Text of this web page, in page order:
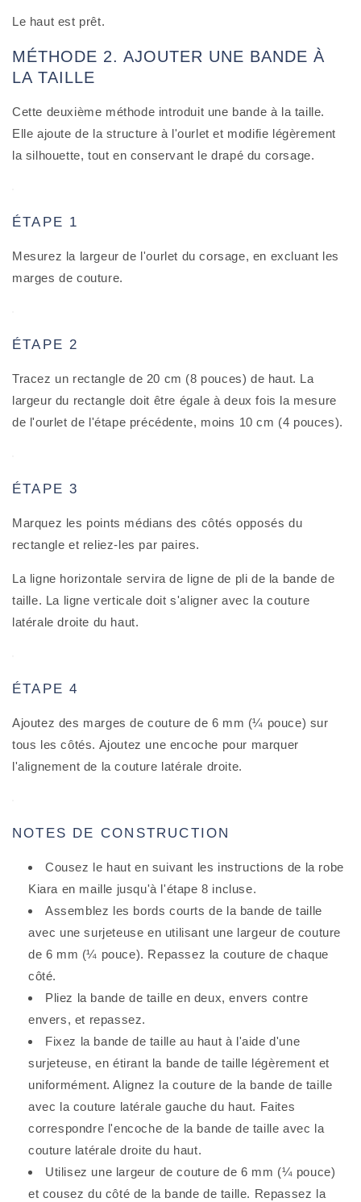
Le haut est prêt.
MÉTHODE 2. AJOUTER UNE BANDE À
LA TAILLE
Cette deuxième méthode introduit une bande à la taille.
Elle ajoute de la structure à l'ourlet et modifie légèrement
la silhouette, tout en conservant le drapé du corsage.
ÉTAPE 1
Mesurez la largeur de l'ourlet du corsage, en excluant les
marges de couture.
ÉTAPE 2
Tracez un rectangle de 20 cm (8 pouces) de haut. La
largeur du rectangle doit être égale à deux fois la mesure
de l'ourlet de l'étape précédente, moins 10 cm (4 pouces).
ÉTAPE 3
Marquez les points médians des côtés opposés du
rectangle et reliez-les par paires.
La ligne horizontale servira de ligne de pli de la bande de
taille. La ligne verticale doit s'aligner avec la couture
latérale droite du haut.
ÉTAPE 4
Ajoutez des marges de couture de 6 mm (¼ pouce) sur
tous les côtés. Ajoutez une encoche pour marquer
l'alignement de la couture latérale droite.
NOTES DE CONSTRUCTION
Cousez le haut en suivant les instructions de la robe
Kiara en maille jusqu'à l'étape 8 incluse.
Assemblez les bords courts de la bande de taille
avec une surjeteuse en utilisant une largeur de couture
de 6 mm (¼ pouce). Repassez la couture de chaque
côté.
Pliez la bande de taille en deux, envers contre
envers, et repassez.
Fixez la bande de taille au haut à l'aide d'une
surjeteuse, en étirant la bande de taille légèrement et
uniformément. Alignez la couture de la bande de taille
avec la couture latérale gauche du haut. Faites
correspondre l'encoche de la bande de taille avec la
couture latérale droite du haut.
Utilisez une largeur de couture de 6 mm (¼ pouce)
et cousez du côté de la bande de taille. Repassez la